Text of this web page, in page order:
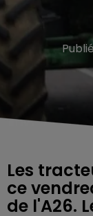
Les
ce
de l'A26.